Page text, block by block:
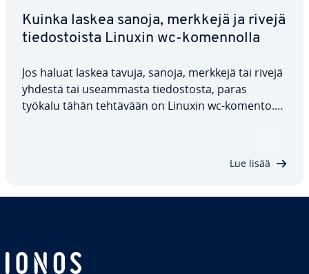
Kuinka laskea sanoja, merkkejä ja rivejä
tie­dos­tois­ta Linuxin wc-ko­men­nol­la
Jos haluat laskea tavuja, sanoja, merkkejä tai rivejä
yhdestä tai useam­mas­ta tie­dos­tos­ta, paras
työkalu tähän tehtävään on Linuxin wc-komento.
Lue lisää